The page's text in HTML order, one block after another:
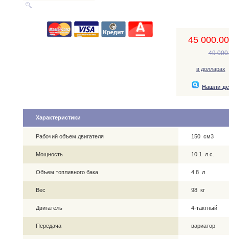
45
49
в долларах
Нашли
Характеристики
Рабочий объем двигателя 150 см3
Мощность 10.1 л.с.
Объем топливного бака 4.8 л
Вес 98 кг
Двигатель 4-тактный
Передача вариатор